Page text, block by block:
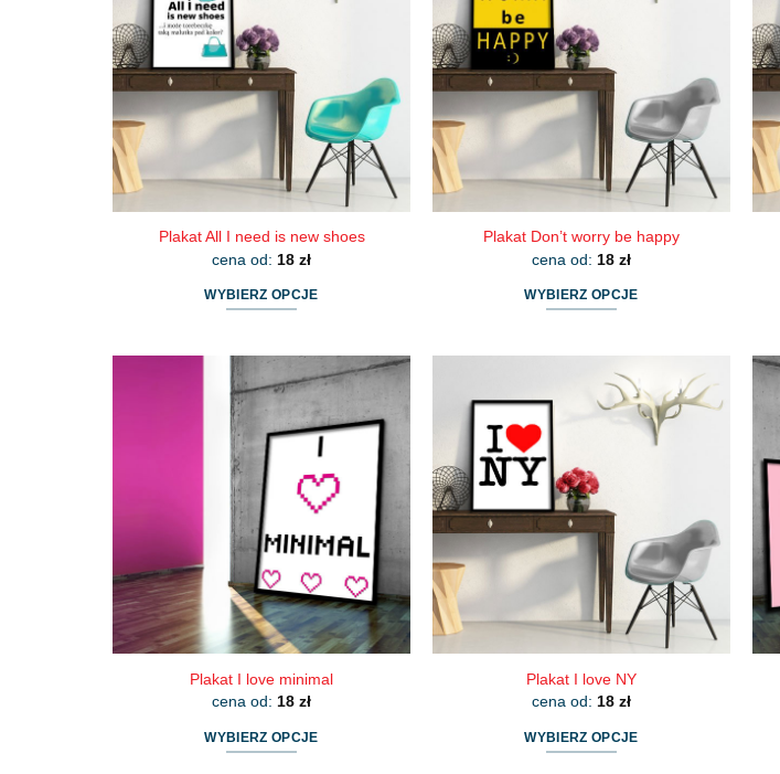
można
wybrać
stronie
produktu
można
wybrać
stronie
produktu
Plakat All I need is new shoes
cena od: 18 zł
WYBIERZ OPCJE
wiele
wariantów.
Opcje
można
wybrać
na
stronie
produktu
Plakat Don’t worry be happy
cena od: 18 zł
WYBIERZ OPCJE
wiele
wariantów.
można
wybrać
na
stronie
produktu
Plakat I love minimal
cena od: 18 zł
WYBIERZ OPCJE
Plakat I love NY
cena od: 18 zł
WYBIERZ OPCJE